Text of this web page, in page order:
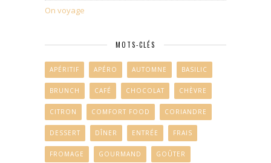
On voyage
MOTS-CLÉS
APÉRITIF APÉRO AUTOMNE BASILIC
BRUNCH CAFÉ CHOCOLAT CHÈVRE
CITRON COMFORT FOOD CORIANDRE
DESSERT DÎNER ENTRÉE FRAIS
FROMAGE GOURMAND GOÛTER